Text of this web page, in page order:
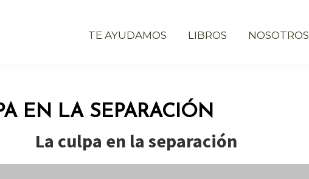
TE AYUDAMOS LIBROS NOSOTROS
EN LA SEPARACIÓN
La culpa en la separación